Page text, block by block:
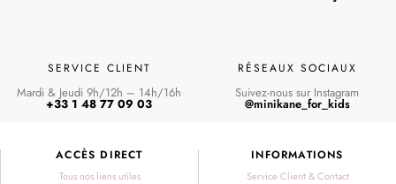
SERVICE CLIENT
Mardi & Jeudi 9h/12h – 14h/16h
+33 1 48 77 09 03
RÉSEAUX SOCIAUX
Suivez-nous sur Instagram
@minikane_for_kids
ACCÈS DIRECT
Tous nos liens utiles
INFORMATIONS
Service Client & Contact